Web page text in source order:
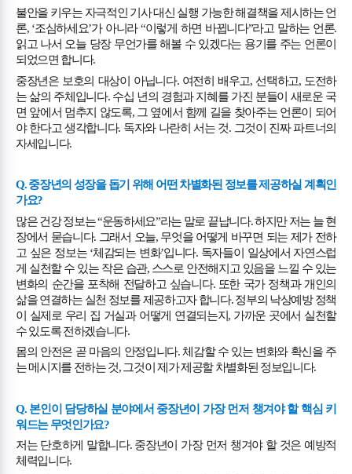
불안을 키우는 자극적인 기사 대신 실행 가능한 해결책을 제시하는 언
론, ‘조심하세요’가 아니라“이렇게 하면 바뀝니다”라고 말하는 언론.
읽고 나서 오늘 당장 무언가를 해볼 수 있겠다는 용기를 주는 언론이
되었으면 합니다.
중장년은 보호의 대상이 아닙니다. 여전히 배우고,선택하고, 도전하
는 삶의 주체입니다. 수십 년의 경험과 지혜를 가진 분들이 새로운 국
면 앞에서 멈추지 않도록, 그 옆에서 함께 길을 찾아주는 언론이 되어
야 한다고 생각합니다. 독자와 나란히 서는 것. 그것이 진짜 파트너의
자세입니다.
Q.중장년의 성장을 돕기 위해 어떤 차별화된 정보를 제공하실 계획인
가요?
많은 건강 정보는“운동하세요”라는 말로 끝납니다.하지만 저는 늘 현
장에서 묻습니다. 그래서 오늘, 무엇을 어떻게 바꾸면 되는 제가 전하
고 싶은 정보는 ‘체감되는 변화’입니다. 독자들이 일상에서 자연스럽
게 실천할 수 있는 작은 습관, 스스로 안전해지고 있음을 느낄 수 있는
변화의 순간을 포착해 전달하고 싶습니다. 또한 국가 정책과 개인의
삶을 연결하는 실천 정보를 제공하고자 합니다.정부의 낙상예방 정책
이 실제로 우리 집 거실과 어떻게 연결되는지 , 가까운 곳에서 실천할
수 있도록 전하겠습니다.
몸의 안전은 곧 마음의 안정입니다.체감할 수 있는 변화와 확신을 주
는 메시지를 전하는 것,그것이 제가 제공할 차별화된 정보입니다.
Q. 본인이 담당하실 분야에서 중장년이 가장 먼저 챙겨야 할 핵심 키
워드는 무엇인가요?
저는 단호하게 말합니다. 중장년이 가장 먼저 챙겨야 할 것은 예방적
체력입니다.